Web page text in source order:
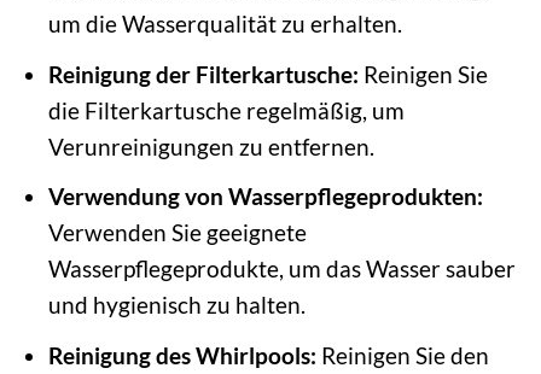
um die Wasserqualität zu erhalten.
Reinigung der Filterkartusche: Reinigen Sie
die Filterkartusche regelmäßig, um
Verunreinigungen zu entfernen.
Verwendung von Wasserpflegeprodukten:
Verwenden Sie geeignete
Wasserpflegeprodukte, um das Wasser sauber
und hygienisch zu halten.
Reinigung des Whirlpools: Reinigen Sie den